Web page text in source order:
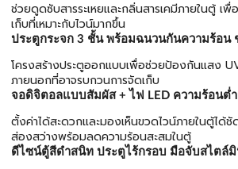
ช่วยดูดซับสารระเหยและกลิ่นสารเคมีภายในตู้ เ
เก็บที่เหมาะกับไวน์มากขึ้น
ประตูกระจก 3 ชั้น พร้อมฉนวนกันความร้อน
โครงสร้างประตูออกแบบเพื่อช่วยป้องกันแสง
ภายนอกที่อาจรบกวนการจัดเก็บ
จอดิจิตอลแบบสัมผัส + ไฟ LED ความร้อนต่ำ
ตั้งค่าได้สะดวกและมองเห็นขวดไวน์ภายในตู้ได้
ส่องสว่างพร้อมลดความร้อนสะสมในตู้
ดีไซน์ตู้สีดำสนิท ประตูไร้กรอบ มือจับสไตล์